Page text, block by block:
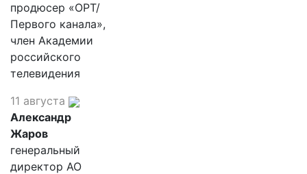
продюсер «ОРТ/
Первого канала»,
член Академии
российского
телевидения
11 августа
Александр
Жаров
генеральный
директор АО